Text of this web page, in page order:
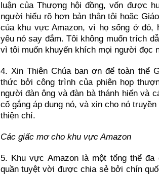
luận của Thượng hội đồng, vốn được
người hiểu rõ hơn bản thân tôi hoặc
của khu vực Amazon, vì họ sống ở đó,
yêu nó say đắm. Tôi không muốn trích
vì tôi muốn khuyến khích mọi người đọc
4. Xin Thiên Chúa ban ơn để toàn thể
thức bởi công trình của phiên họp
người đàn ông và đàn bà thánh hiến và
cố gắng áp dụng nó, và xin cho nó
thiện chí.
Các giấc mơ cho khu vực Amazon
5. Khu vực Amazon là một tổng thể
quần tuyệt vời được chia sẻ bởi chín